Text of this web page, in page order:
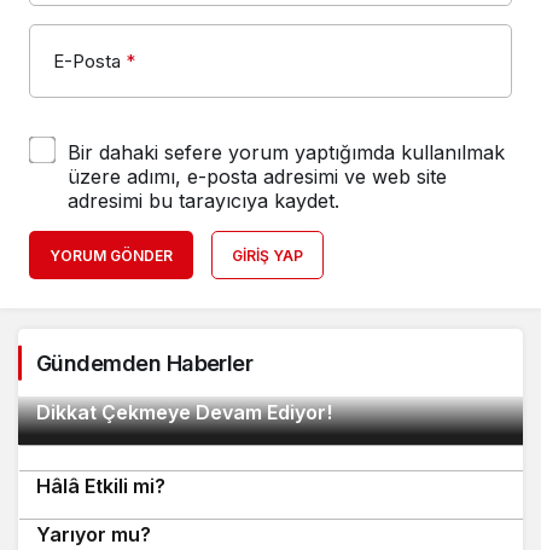
E-Posta *
Bir dahaki sefere yorum yaptığımda kullanılmak
üzere adımı, e-posta adresimi ve web site
adresimi bu tarayıcıya kaydet.
YORUM GÖNDER GIRIŞ YAP
Gündemden Haberler
Dikkat Çekmeye Devam Ediyor!
2
Google Bilgi Panelinin İşletmelere Faydaları
Nelerdir?
3
Hâlâ Etkili mi?
Yarıyor mu?
6